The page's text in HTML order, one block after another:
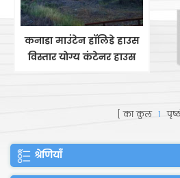
कनाडा माउंटेन हॉलिडे हाउस
विस्तार योग्य कंटेनर हाउस
का कुल 1
श्रेणियाँ